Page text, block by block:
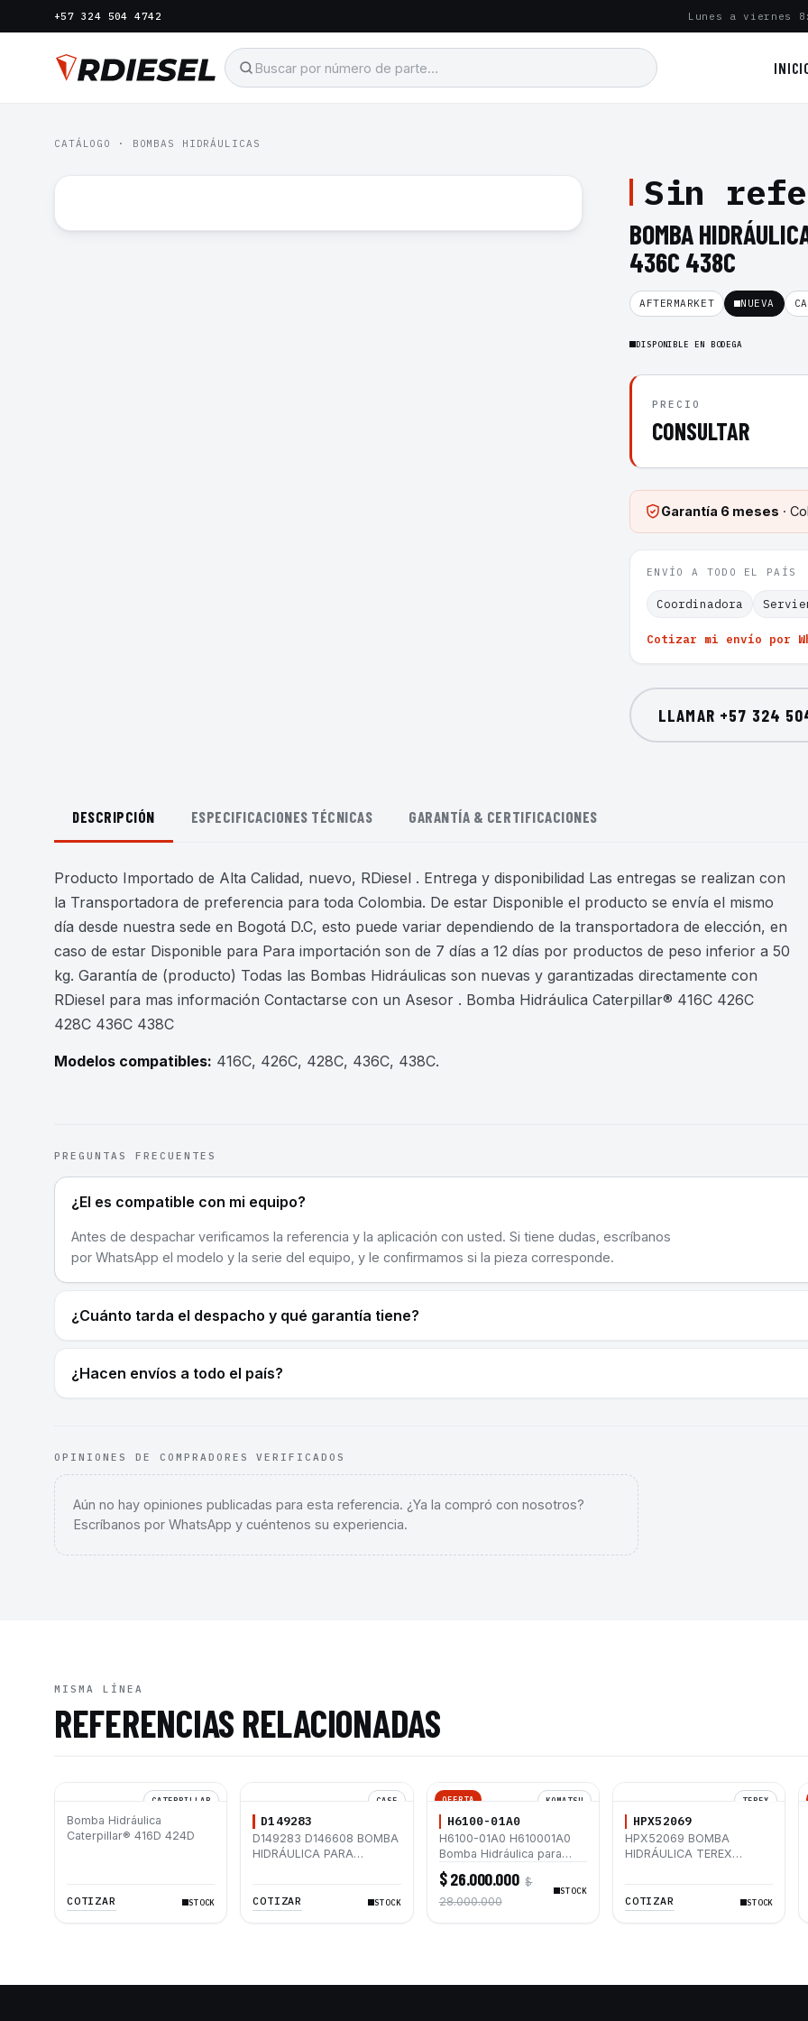
+57 324 504 4742 Lunes a viernes
CATÁLOGO · BOMBAS HIDRÁULICAS
Sin
BOMBA
436C 438C
AFTERMARKET NUEVA
DISPONIBLE EN BODEGA
PRECIO
CONSULTAR
Garantía 6 meses ·
ENVÍO A TODO EL PAÍS
Coordinadora
Cotizar mi envío por
LLAMAR +57 324
DESCRIPCIÓN ESPECIFICACIONES TÉCNICAS GARANTÍA & CERTIFICACIONES
Producto Importado de Alta Calidad, nuevo, RDiesel . Entrega y disponibilidad Las entregas se realizan con
la Transportadora de preferencia para toda Colombia. De estar Disponible el producto se envía el mismo
día desde nuestra sede en Bogotá D.C, esto puede variar dependiendo de la transportadora de elección, en
caso de estar Disponible para Para importación son de 7 días a 12 días por productos de peso inferior a 50
kg. Garantía de (producto) Todas las Bombas Hidráulicas son nuevas y garantizadas directamente con
RDiesel para mas información Contactarse con un Asesor . Bomba Hidráulica Caterpillar® 416C 426C
428C 436C 438C
Modelos compatibles: 416C, 426C, 428C, 436C, 438C.
PREGUNTAS FRECUENTES
¿El es compatible con mi equipo?
Antes de despachar verificamos la referencia y la aplicación con usted. Si tiene dudas, escríbanos
por WhatsApp el modelo y la serie del equipo, y le confirmamos si la pieza corresponde.
¿Cuánto tarda el despacho y qué garantía tiene?
¿Hacen envíos a todo el país?
OPINIONES DE COMPRADORES VERIFICADOS
Aún no hay opiniones publicadas para esta referencia. ¿Ya la compró con nosotros?
Escríbanos por WhatsApp y cuéntenos su experiencia.
MISMA LÍNEA
REFERENCIAS RELACIONADAS
CATERPILLAR
Bomba Hidráulica
Caterpillar® 416D 424D
COTIZAR STOCK
CASE
D149283
D149283 D146608 BOMBA
HIDRÁULICA PARA
COTIZAR
STOCK
OFERTA KOMATSU
H6100-01A0
H6100-01A0 H610001A0
Bomba Hidráulica para
Retroexcavadoras
Komatsu WB97S-5
WB93S-5 WB93R-5
$ 26.000.000 $
28.000.000
STOCK
TEREX
HPX52069
HPX52069 BOMBA
HIDRÁULICA TEREX
COTIZAR
STOCK